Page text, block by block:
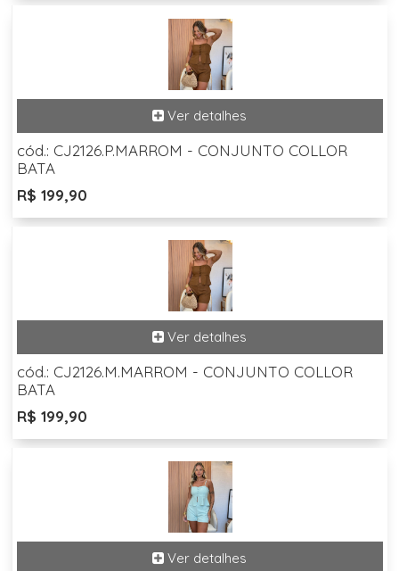
cód.: CJ2126.P.MARROM - CONJUNTO COLLOR
BATA
R$ 199,90
cód.: CJ2126.M.MARROM - CONJUNTO COLLOR
BATA
R$ 199,90